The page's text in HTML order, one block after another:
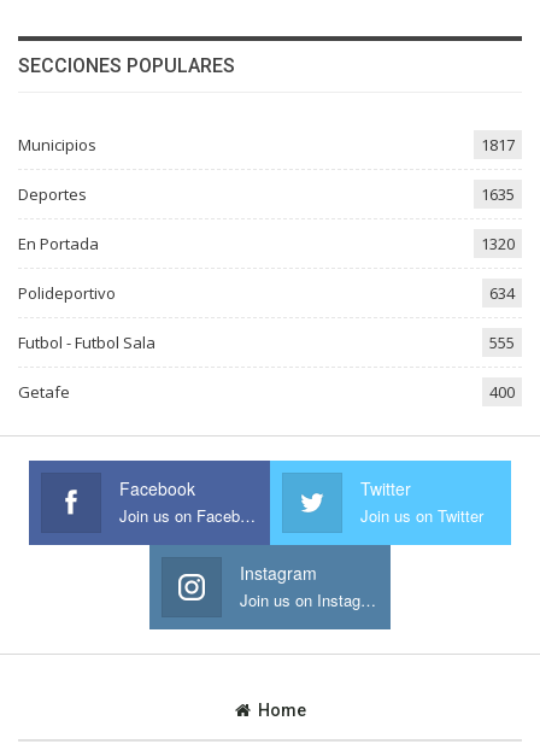
SECCIONES POPULARES
Municipios 1817
Deportes 1635
En Portada 1320
Polideportivo 634
Futbol - Futbol Sala 555
Getafe 400
Facebook
Join us on Facebook
Twitter
Join us on Twitter
Instagram
Join us on Instagram
Home